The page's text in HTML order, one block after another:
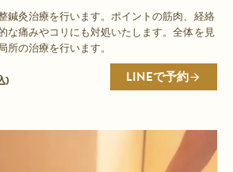
鍼灸治療を行います。ポイントの筋肉、経絡
な痛みやコリにも対処いたします。全体を見
所の治療を行います。
) LINEで予約